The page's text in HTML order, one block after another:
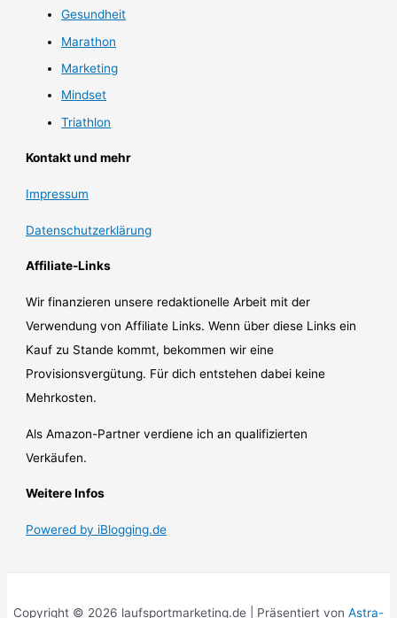
Gesundheit
Marathon
Marketing
Mindset
Triathlon
Kontakt und mehr
Impressum
Datenschutzerklärung
Affiliate-Links
Wir finanzieren unsere redaktionelle Arbeit mit der
Verwendung von Affiliate Links. Wenn über diese Links ein
Kauf zu Stande kommt, bekommen wir eine
Provisionsvergütung. Für dich entstehen dabei keine
Mehrkosten.
Als Amazon-Partner verdiene ich an qualifizierten
Verkäufen.
Weitere Infos
Powered by iBlogging.de
Copyright © 2026 laufsportmarketing.de | Präsentiert von Astra-